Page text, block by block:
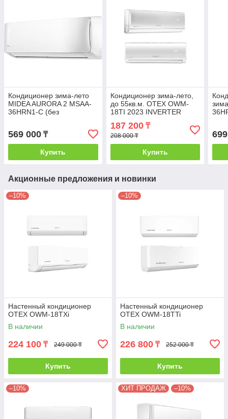
Кондиционер зима-лето
MIDEA AURORA 2 MSAA-
36HRN1-С (без
569 000 ₸
Купить
Кондиционер зима-лето,
до 55кв.м. OTEX OWM-
18TI 2023 INVERTER
инсталляцией
187 200₸
208 000 ₸
Купить
Акционные предложения и новинки
–10%
Настенный кондиционер
OTEX OWM-18TXi
В наличии
224 100 ₸ 249 000 ₸
Купить
–10%
Настенный кондиционер
OTEX OWM-18TTi
В наличии
226 800 ₸ 252 000 ₸
Купить
–10% ХИТ ПРОДАЖ –10%